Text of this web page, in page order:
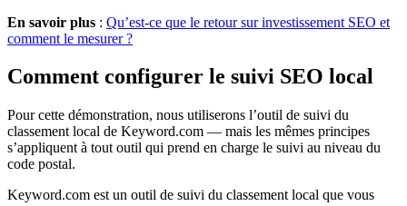
En savoir plus : Qu’est-ce que le retour sur investissement SEO et
comment le mesurer ?
Comment configurer le suivi SEO local
Pour cette démonstration, nous utiliserons l’outil de suivi du
classement local de Keyword.com — mais les mêmes principes
s’appliquent à tout outil qui prend en charge le suivi au niveau du
code postal.
Keyword.com est un outil de suivi du classement local que vous